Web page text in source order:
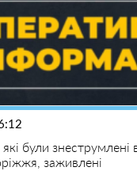
були знеструмлені
заживлені